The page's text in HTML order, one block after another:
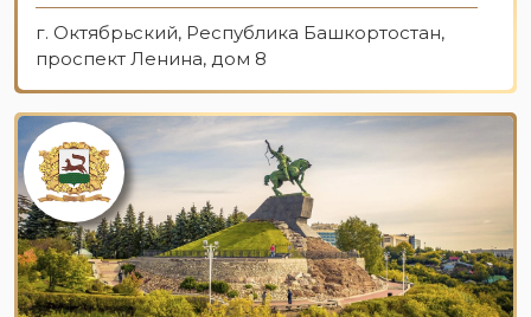
г. Октябрьский, Республика Башкортостан,
проспект Ленина, дом 8